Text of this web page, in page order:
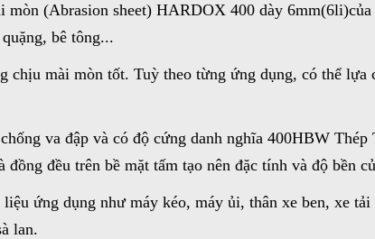
(Abrasion sheet) HARDOX 400 dày
bê tông...
chịu mài mòn tốt. Tuỳ theo từng ứng dụng, có thể
va đập và có độ cứng danh nghĩa 400HBW Thép
đều trên bề mặt tấm tạo nên đặc tính và độ bền
ứng dụng như máy kéo, máy ủi, thân xe ben, xe tải
lan.